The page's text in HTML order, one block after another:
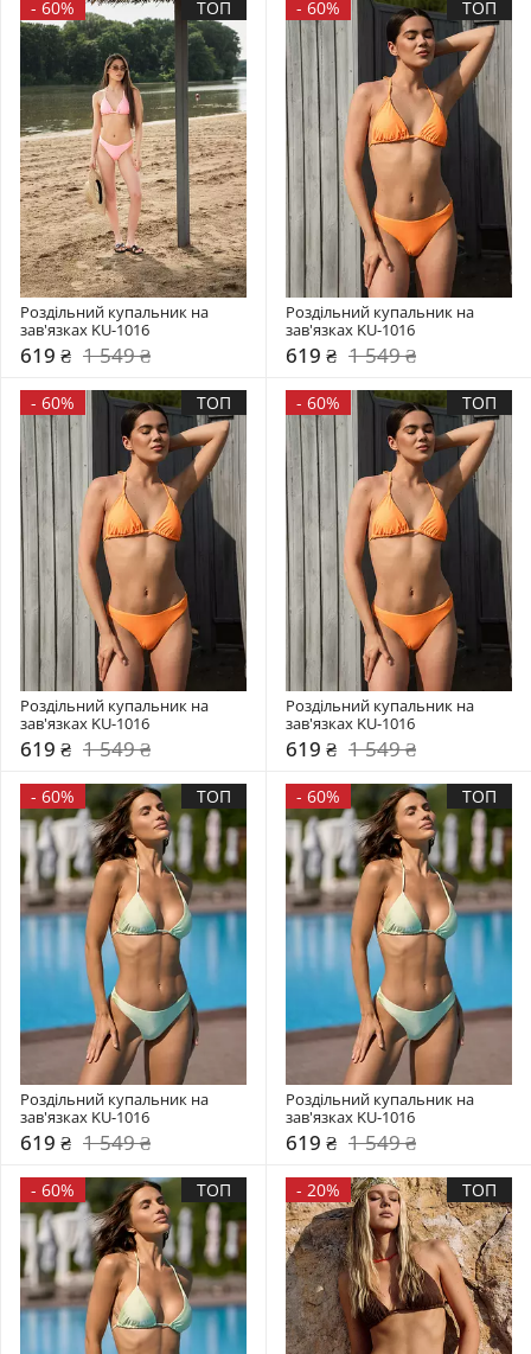
- 60% ТОП
Роздільний купальник на
зав'язках KU-1016
619 ₴ 1 549 ₴
- 60% ТОП
Роздільний купальник на
зав'язках KU-1016
619 ₴ 1 549 ₴
- 60% ТОП
Роздільний купальник на
зав'язках KU-1016
619 ₴ 1 549 ₴
- 60% ТОП
Роздільний купальник на
зав'язках KU-1016
619 ₴ 1 549 ₴
- 60% ТОП
Роздільний купальник на
зав'язках KU-1016
619 ₴ 1 549 ₴
- 60% ТОП
Роздільний купальник на
зав'язках KU-1016
619 ₴ 1 549 ₴
- 60% ТОП - 20% ТОП